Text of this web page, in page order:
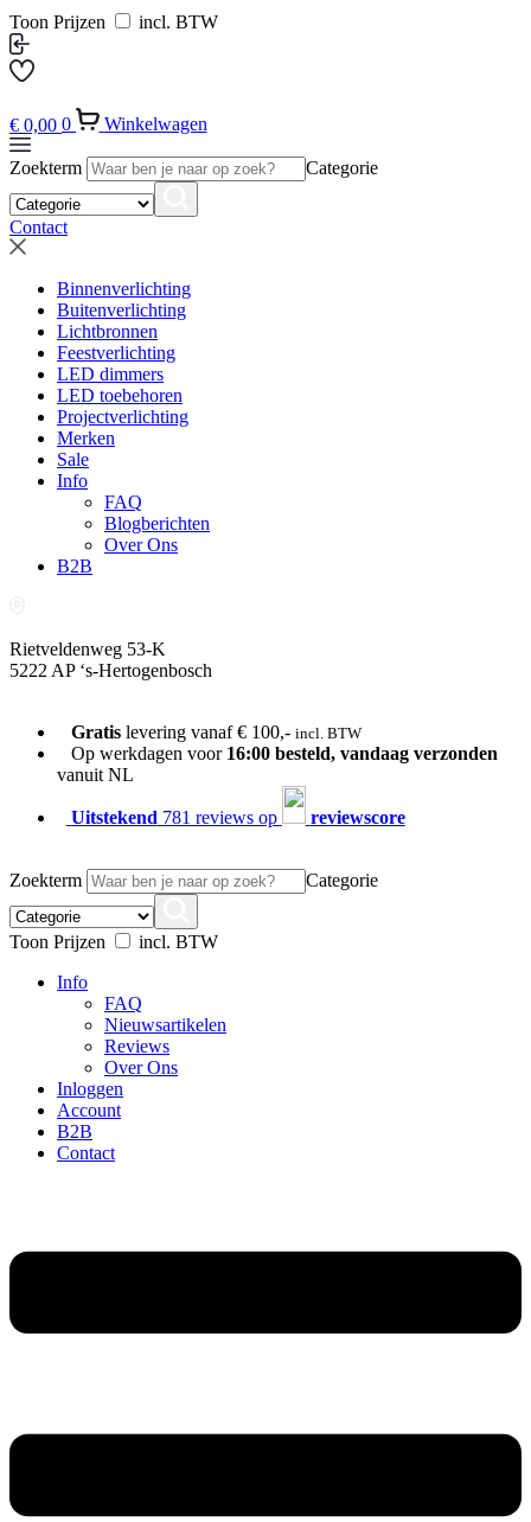
Toon Prijzen incl. BTW
€ 0,00 0 Winkelwagen
Zoekterm Categorie
Contact
Binnenverlichting
Buitenverlichting
Lichtbronnen
Feestverlichting
LED dimmers
LED toebehoren
Projectverlichting
Merken
Sale
Info
FAQ
Blogberichten
Over Ons
B2B
Rietveldenweg 53-K
5222 AP ‘s-Hertogenbosch
Gratislevering vanaf € 100,- incl. BTW
Op werkdagen voor 16:00 besteld, vandaag verzonden
vanuit NL
Uitstekend 781 reviews op reviewscore
Zoekterm Categorie
Toon Prijzen
incl. BTW
Info
FAQ
Nieuwsartikelen
Reviews
Over Ons
Inloggen
Account
B2B
Contact